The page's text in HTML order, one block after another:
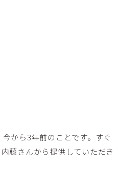
から3年前のことです。すぐ
藤さんから提供していただき